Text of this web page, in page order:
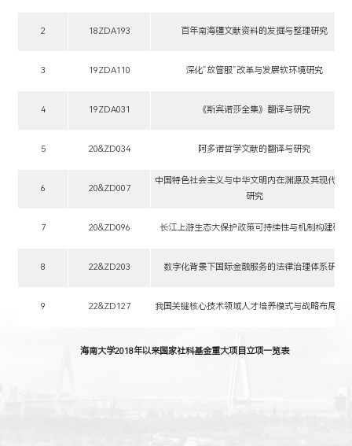
2 18ZDA193 百年南海疆文献资料的发掘与整理研究
3 19ZDA110 深化“放管服”改革与发展软环境研究
4 19ZDA031 《斯宾诺莎全集》翻译与研究
5 20&ZD034 阿多诺哲学文献的翻译与研究
6 20&ZD007
中国特色社会主义与中华文明内在渊源及其现代转
研究
7 20&ZD096 长江上游生态大保护政策可持续性与机制构建研究
8 22&ZD203 数字化背景下国际金融服务的法律治理体系研究
9 22&ZD127 我国关键核心技术领域人才培养模式与战略布局研
海南大学2018年以来国家社科基金重大项目立项一览表